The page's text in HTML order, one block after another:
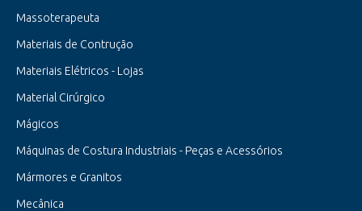
Massoterapeuta
Materiais de Contrução
Materiais Elétricos - Lojas
Material Cirúrgico
Mágicos
Máquinas de Costura Industriais - Peças e Acessórios
Mármores e Granitos
Mecânica